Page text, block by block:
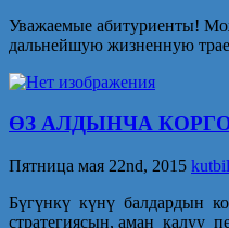
Уважаемые абитуриенты!
дальнейшую жизненную
ӨЗ АЛДЫНЧА
Пятница мая 22nd, 2015
Бүгүнкү күнү балдардын
стратегиясын, аман калуу